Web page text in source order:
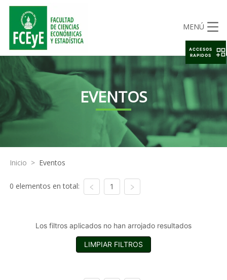
MENÚ
EVENTOS
Inicio > Eventos
0 elementos en total: 1
Los filtros aplicados no han arrojado resultados
LIMPIAR FILTROS
ACCESOS
RAPIDOS